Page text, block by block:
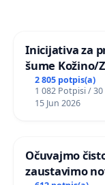
Inicijativa za
šume Kožino/
2 805 potpis(a)
1 082 Potpisi /
15 Jun 2026
Očuvajmo
zaustavimo